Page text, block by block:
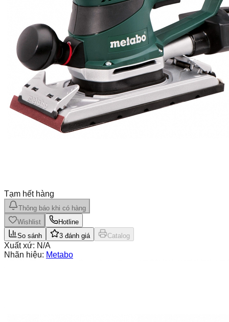
Tạm hết hàng
Thông báo khi có hàng
Wishlist
Hotline
So sánh
3 đánh giá Catalog
Xuất xứ: N/A
Nhãn hiệu: Metabo